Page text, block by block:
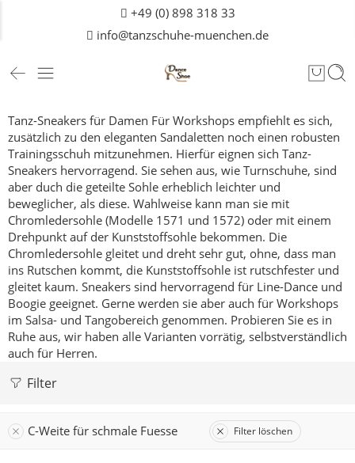
+49 (0) 898 318 33
info@tanzschuhe-muenchen.de
Tanz-Sneakers für Damen Für Workshops empfiehlt es sich,
zusätzlich zu den eleganten Sandaletten noch einen robusten
Trainingsschuh mitzunehmen. Hierfür eignen sich Tanz-
Sneakers hervorragend. Sie sehen aus, wie Turnschuhe, sind
aber duch die geteilte Sohle erheblich leichter und
beweglicher, als diese. Wahlweise kann man sie mit
Chromledersohle (Modelle 1571 und 1572) oder mit einem
Drehpunkt auf der Kunststoffsohle bekommen. Die
Chromledersohle gleitet und dreht sehr gut, ohne, dass man
ins Rutschen kommt, die Kunststoffsohle ist rutschfester und
gleitet kaum. Sneakers sind hervorragend für Line-Dance und
Boogie geeignet. Gerne werden sie aber auch für Workshops
im Salsa- und Tangobereich genommen. Probieren Sie es in
Ruhe aus, wir haben alle Varianten vorrätig, selbstverständlich
auch für Herren.
Filter
C-Weite für schmale Fuesse Filter löschen